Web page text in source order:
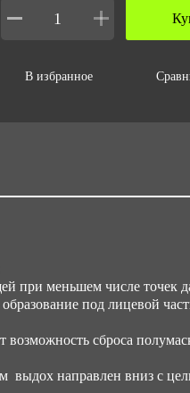
Количество в упаковке
В избранное
при меньшем числе точек
под лицевой
сброса
выдох направлен вниз с